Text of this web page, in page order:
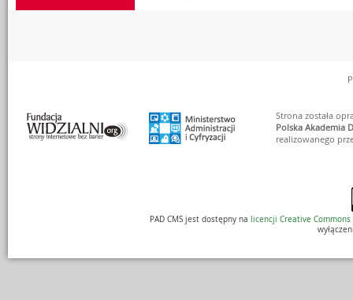
Strona została
Polska Akademia
realizowanego
PAD CMS jest dostępny na licencji Creative Commons